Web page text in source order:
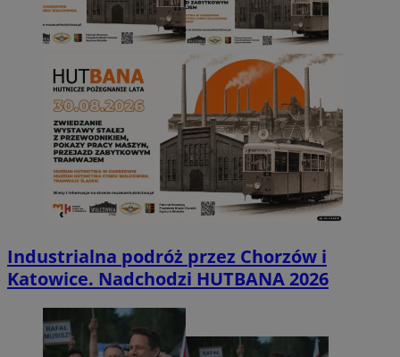
Industrialna podróż przez Chorzów i
Katowice. Nadchodzi HUTBANA 2026